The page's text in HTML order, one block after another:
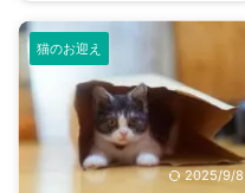
い一方で、社会化期の影響もかな
り ...
猫は自由気ままな性格だから家に
閉じ込めておくと可哀想だし、自
由に野外を歩いてOK！という考
えを持っている飼い主さんもいる
ことでしょう。 しかし野外を自
由に歩き回ることができる放し飼
いは、愛猫にとってたくさんの危
険が潜んでいることをご存知です
猫のお迎え
2025/9/8